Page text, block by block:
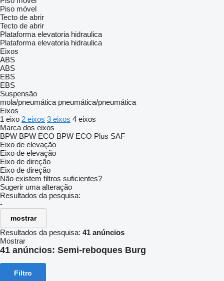
Piso móvel
Tecto de abrir
Tecto de abrir
Plataforma elevatoria hidraulica
Plataforma elevatoria hidraulica
Eixos
ABS
ABS
EBS
EBS
Suspensão
mola/pneumática pneumática/pneumática
Eixos
1 eixo 2 eixos 3 eixos 4 eixos
Marca dos eixos
BPW BPW ECO BPW ECO Plus SAF
Eixo de elevação
Eixo de elevação
Eixo de direção
Eixo de direção
Não existem filtros suficientes?
Sugerir uma alteração
Resultados da pesquisa:
-
mostrar
Resultados da pesquisa: 41 anúncios
Mostrar
41 anúncios: Semi-reboques Burg
Filtro